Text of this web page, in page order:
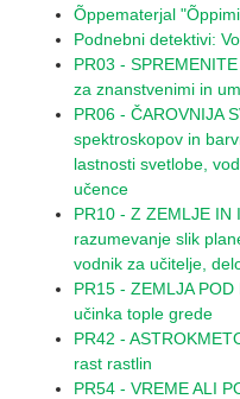
Õppematerjal
Podnebni detektivi:
PR03 -
za znanstvenimi in
PR06 - ČAROVNIJA
spektroskopov in
lastnosti svetlobe,
učence
PR10 - Z ZEMLJE IN
razumevanje slik
vodnik za učitelje,
PR15 - ZEMLJA
učinka tople grede
PR42 -
rast rastlin
PR54 - VREME ALI